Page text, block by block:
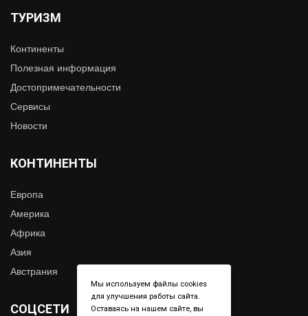
ТУРИЗМ
Континенты
Полезная информация
Достопримечательности
Сервисы
Новости
КОНТИНЕНТЫ
Европа
Америка
Африка
Азия
Австрания
СОЦСЕТИ
Мы используем файлы cookies
для улучшения работы сайта.
Оставаясь на нашем сайте, вы